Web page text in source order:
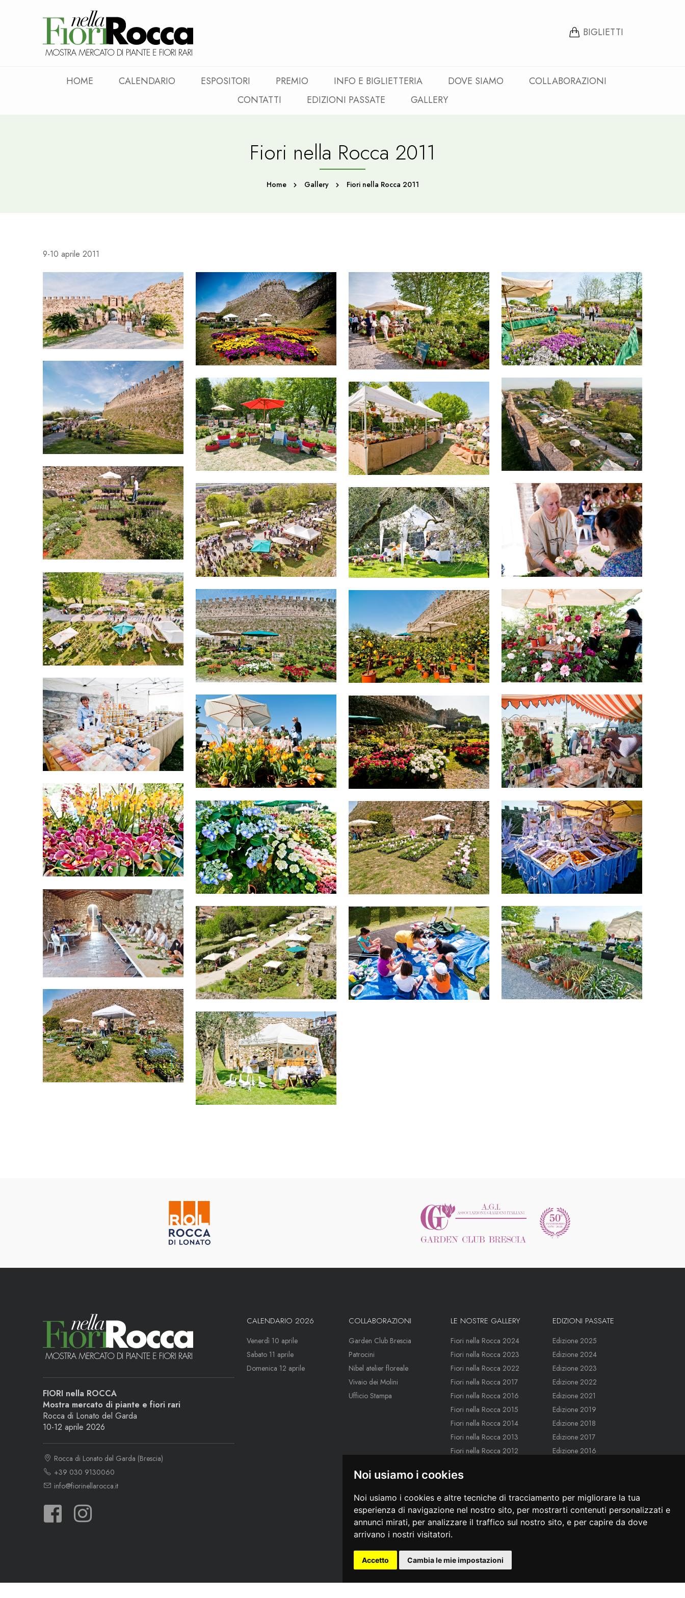
Noi usiamo i cookies
Noi usiamo i cookies e altre tecniche di tracciamento per migliorare la tua
esperienza di navigazione nel nostro sito, per mostrarti contenuti personalizzati e
annunci mirati, per analizzare il traffico sul nostro sito, e per capire da dove
arrivano i nostri visitatori.
Accetto Cambia le mie impostazioni
BIGLIETTI
HOME CALENDARIO ESPOSITORI PREMIO INFO E BIGLIETTERIA DOVE SIAMO
COLLABORAZIONI
CONTATTI
EDIZIONI PASSATE GALLERY
Fiori nella Rocca 2011
Home Gallery Fiori nella Rocca 2011
9-10 aprile 2011
FIORI nella ROCCA
Mostra mercato di piante e fiori rari
Rocca di Lonato del Garda
10-12 aprile 2026
Rocca di Lonato del Garda (Brescia)
+39 030 9130060
info@fiorinellarocca.it
CALENDARIO 2026
Venerdì 10 aprile
Sabato 11 aprile
Domenica 12 aprile
COLLABORAZIONI
Garden Club Brescia
Patrocini
Nibel atelier floreale
Vivaio dei Molini
Ufficio Stampa
LE NOSTRE GALLERY
Fiori nella Rocca 2024
Fiori nella Rocca 2023
Fiori nella Rocca 2022
Fiori nella Rocca 2017
Fiori nella Rocca 2016
Fiori nella Rocca 2015
Fiori nella Rocca 2014
Fiori nella Rocca 2013
Fiori nella Rocca 2012
Fiori nella Rocca 2010
Fiori nella Rocca 2008
EDIZIONI PASSATE
Edizione 2025
Edizione 2024
Edizione 2023
Edizione 2022
Edizione 2021
Edizione 2019
Edizione 2018
Edizione 2017
Edizione 2016
Edizione 2012
Edizione 2011